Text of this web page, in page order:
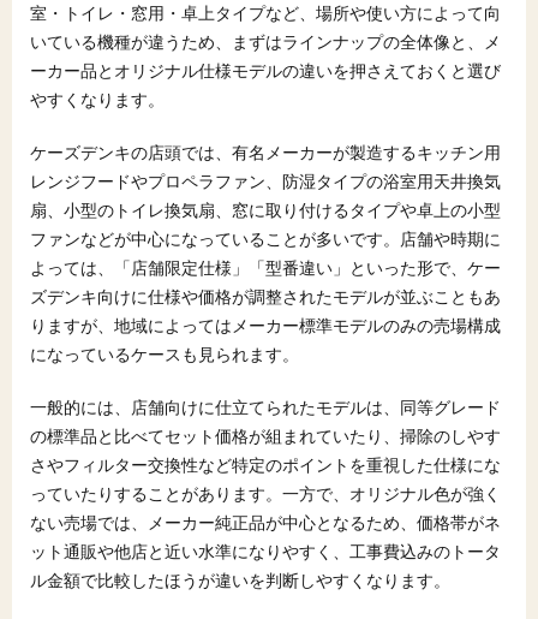
室・トイレ・窓用・卓上タイプなど、場所や使い方によって向
いている機種が違うため、まずはラインナップの全体像と、メ
ーカー品とオリジナル仕様モデルの違いを押さえておくと選び
やすくなります。
ケーズデンキの店頭では、有名メーカーが製造するキッチン用
レンジフードやプロペラファン、防湿タイプの浴室用天井換気
扇、小型のトイレ換気扇、窓に取り付けるタイプや卓上の小型
ファンなどが中心になっていることが多いです。店舗や時期に
よっては、「店舗限定仕様」「型番違い」といった形で、ケー
ズデンキ向けに仕様や価格が調整されたモデルが並ぶこともあ
りますが、地域によってはメーカー標準モデルのみの売場構成
になっているケースも見られます。
一般的には、店舗向けに仕立てられたモデルは、同等グレード
の標準品と比べてセット価格が組まれていたり、掃除のしやす
さやフィルター交換性など特定のポイントを重視した仕様にな
っていたりすることがあります。一方で、オリジナル色が強く
ない売場では、メーカー純正品が中心となるため、価格帯がネ
ット通販や他店と近い水準になりやすく、工事費込みのトータ
ル金額で比較したほうが違いを判断しやすくなります。